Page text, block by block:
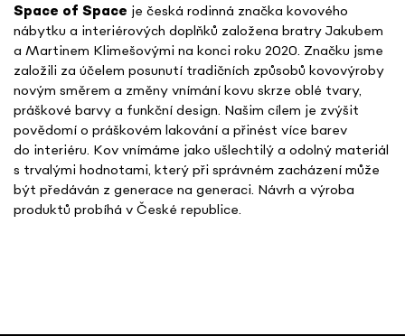
Space of Space je česká rodinná značka kovového
nábytku a interiérových doplňků založena bratry Jakubem
a Martinem Klimešovými na konci roku 2020. Značku jsme
založili za účelem posunutí tradičních způsobů kovovýroby
novým směrem a změny vnímání kovu skrze oblé tvary,
práškové barvy a funkční design. Našim cílem je zvýšit
povědomí o práškovém lakování a přinést více barev
do interiéru. Kov vnímáme jako ušlechtilý a odolný materiál
s trvalými hodnotami, který při správném zacházení může
být předáván z generace na generaci. Návrh a výroba
produktů probíhá v České republice.